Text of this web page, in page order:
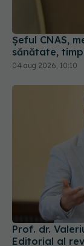
Șeful CNAS,
sănătate,
04 aug 2026, 10:10
Prof. dr.
Editorial al